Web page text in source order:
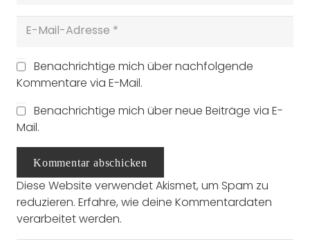
Benachrichtige mich über nachfolgende
Kommentare via E-Mail.
Benachrichtige mich über neue Beiträge via E-
Mail.
Kommentar abschicken
Diese Website verwendet Akismet, um Spam zu
reduzieren. Erfahre, wie deine Kommentardaten
verarbeitet werden.